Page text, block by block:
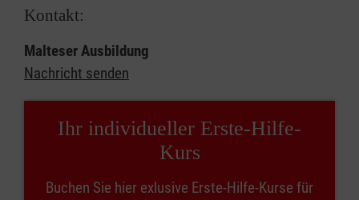
Kontakt:
Malteser Ausbildung
Nachricht senden
Ihr individueller Erste-Hilfe-
Kurs
Buchen Sie hier exlusive Erste-Hilfe-Kurse für